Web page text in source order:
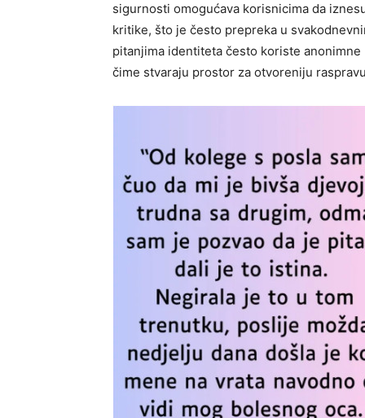
sigurnosti omogućava korisnicima da
kritike, što je često prepreka u
pitanjima identiteta često koriste
čime stvaraju prostor za otvoreniju